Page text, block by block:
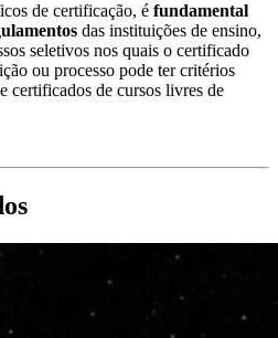
de certificação, é fundamental
das instituições de ensino,
seletivos nos quais o certificado
ou processo pode ter critérios
certificados de cursos livres de